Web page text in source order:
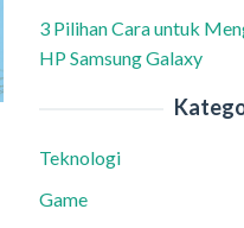
3 Pilihan Cara untuk
HP Samsung Galaxy
Teknologi
Game